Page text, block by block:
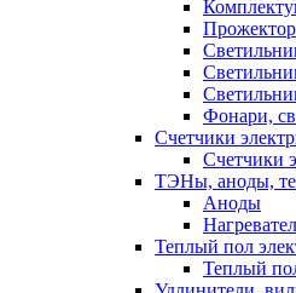
Фонари,
Счетчики
Счетчики
ТЭНы, аноды,
Аноды
Теплый пол
Теплый